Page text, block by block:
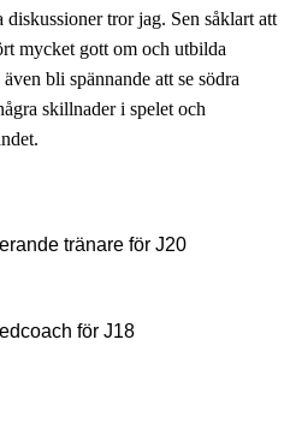
tror jag. Sen såklart att
mycket gott om och utbilda
även bli spännande att se södra
skillnader i spelet och
tränare för J20
för J18